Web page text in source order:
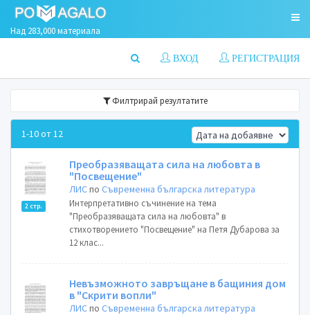
Над 283,000 материала
РЕГИСТРАЦИЯ
ВХОД
Филтрирай резултатите
1-10 от 12
2 стр.
Преобразяващата сила на любовта в
"Посвещение"
ЛИСпоСъвременна българска литература
Интерпретативно съчинение на тема
"Преобразяващата сила на любовта" в
стихотворението "Посвещение" на Петя Дубарова за
12 клас...
Невъзможното завръщане в бащиния дом
в "Скрити вопли"
ЛИСпоСъвременна българска литература